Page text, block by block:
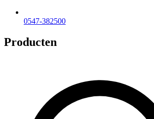
0547-382500
Producten